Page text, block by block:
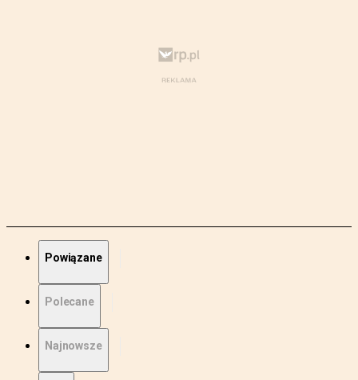
Powiązane
Polecane
Najnowsze